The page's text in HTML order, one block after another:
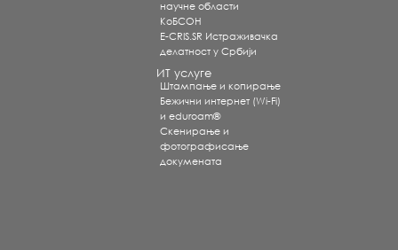
научне области
КоБСОН
E-CRIS.SR Истраживачка
делатност у Србији
ИТ услуге
Штампање и копирање
Бежични интернет (Wi-Fi)
и eduroam®
Скенирање и
фотографисање
докумената